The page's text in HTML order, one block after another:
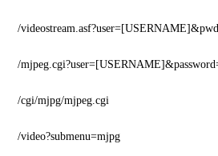
/
/
/cgi/mjpg/mjpeg.cgi
/video?submenu=mjpg